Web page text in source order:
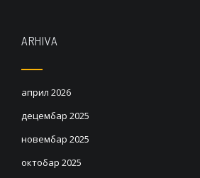
ARHIVA
април 2026
децембар 2025
новембар 2025
октобар 2025